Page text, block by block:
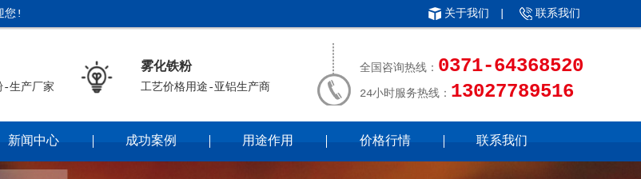
您! 关于我们 联系我们
-生产厂家
雾化铁粉
工艺价格用途-亚铝生产商
全国咨询热线： 0371-64368520
24小时服务热线： 13027789516
新闻中心 成功案例 用途作用 价格行情 联系我们